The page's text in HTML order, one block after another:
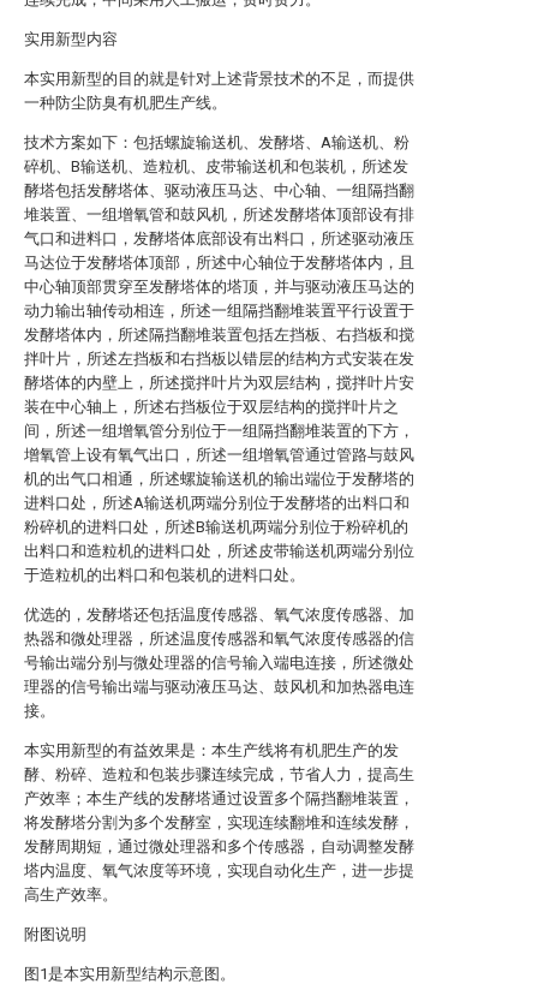
实用新型内容
本实用新型的目的就是针对上述背景技术的不足，而提供
一种防尘防臭有机肥生产线。
技术方案如下：包括螺旋输送机、发酵塔、A输送机、粉
碎机、B输送机、造粒机、皮带输送机和包装机，所述发
酵塔包括发酵塔体、驱动液压马达、中心轴、一组隔挡翻
堆装置、一组增氧管和鼓风机，所述发酵塔体顶部设有排
气口和进料口，发酵塔体底部设有出料口，所述驱动液压
马达位于发酵塔体顶部，所述中心轴位于发酵塔体内，且
中心轴顶部贯穿至发酵塔体的塔顶，并与驱动液压马达的
动力输出轴传动相连，所述一组隔挡翻堆装置平行设置于
发酵塔体内，所述隔挡翻堆装置包括左挡板、右挡板和搅
拌叶片，所述左挡板和右挡板以错层的结构方式安装在发
酵塔体的内壁上，所述搅拌叶片为双层结构，搅拌叶片安
装在中心轴上，所述右挡板位于双层结构的搅拌叶片之
间，所述一组增氧管分别位于一组隔挡翻堆装置的下方，
增氧管上设有氧气出口，所述一组增氧管通过管路与鼓风
机的出气口相通，所述螺旋输送机的输出端位于发酵塔的
进料口处，所述A输送机两端分别位于发酵塔的出料口和
粉碎机的进料口处，所述B输送机两端分别位于粉碎机的
出料口和造粒机的进料口处，所述皮带输送机两端分别位
于造粒机的出料口和包装机的进料口处。
优选的，发酵塔还包括温度传感器、氧气浓度传感器、加
热器和微处理器，所述温度传感器和氧气浓度传感器的信
号输出端分别与微处理器的信号输入端电连接，所述微处
理器的信号输出端与驱动液压马达、鼓风机和加热器电连
接。
本实用新型的有益效果是：本生产线将有机肥生产的发
酵、粉碎、造粒和包装步骤连续完成，节省人力，提高生
产效率；本生产线的发酵塔通过设置多个隔挡翻堆装置，
将发酵塔分割为多个发酵室，实现连续翻堆和连续发酵，
发酵周期短，通过微处理器和多个传感器，自动调整发酵
塔内温度、氧气浓度等环境，实现自动化生产，进一步提
高生产效率。
附图说明
图1是本实用新型结构示意图。